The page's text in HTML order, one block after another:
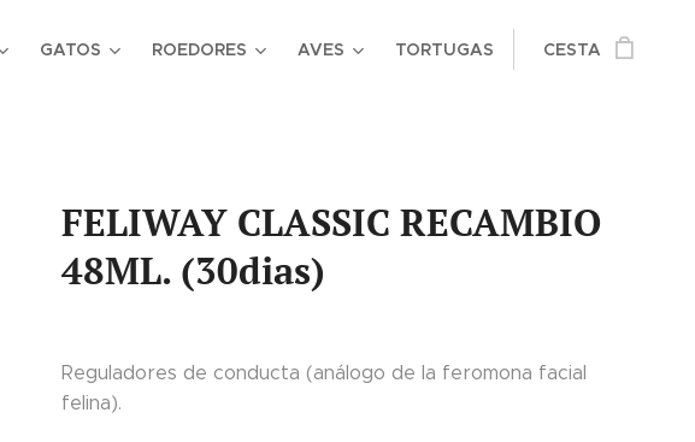
GATOS ROEDORES AVES TORTUGAS CESTA
FELIWAY CLASSIC RECAMBIO
48ML. (30dias)
Reguladores de conducta (análogo de la feromona facial
felina).